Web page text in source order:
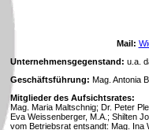
Mail:
Unternehmensgegenstand: u.a.
Geschäftsführung: Mag. Antonia
Mitglieder des Aufsichtsrates:
Mag. Maria Maltschnig; Dr. Peter
Eva Weissenberger, M.A.; Shilten
vom Betriebsrat entsandt: Mag. Ina